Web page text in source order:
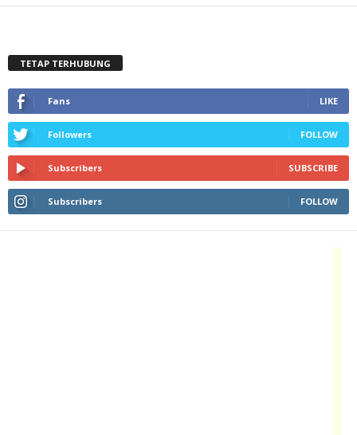
TETAP TERHUBUNG
Fans LIKE
Followers FOLLOW
Subscribers SUBSCRIBE
Subscribers FOLLOW